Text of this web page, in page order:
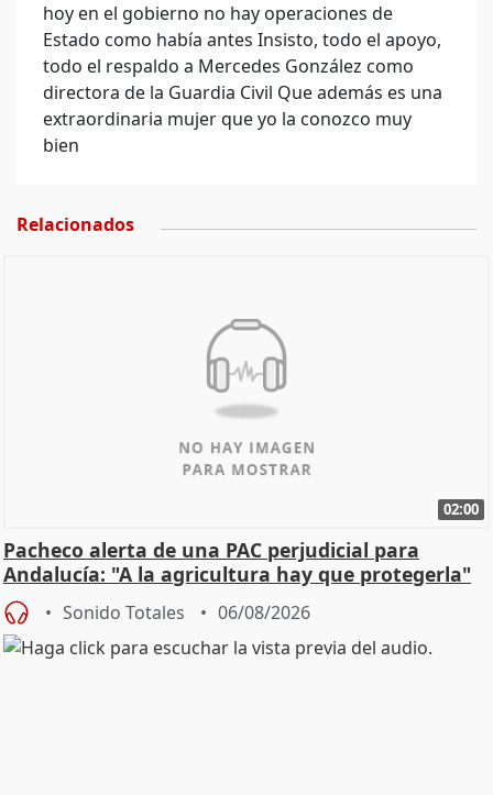
hoy en el gobierno no hay operaciones de
Estado como había antes Insisto, todo el apoyo,
todo el respaldo a Mercedes González como
directora de la Guardia Civil Que además es una
extraordinaria mujer que yo la conozco muy
bien
Relacionados
02:00
Pacheco alerta de una PAC perjudicial para
Andalucía: "A la agricultura hay que protegerla"
Sonido Totales 06/08/2026